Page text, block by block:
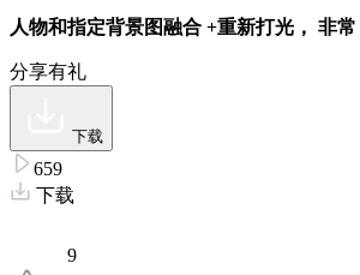
人物和指定背景图融合 +重新打光， 非常
分享有礼
下载
659
下载
9